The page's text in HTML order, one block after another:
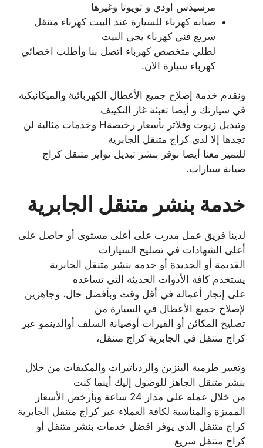
مرسيدس اودي و تويوتا وغيرها
صيانه كهرباء للسيارة عند البيت كهرباء متنقل
سريع فني كهرباء يجي البيت
لطلي متخصص كهرباء اتصل بنا وأطلب اخصائي
كهرباء سيارة الان.
ونقدم خدمة إصلاح جميع الأعطال الكهربائية والميكانيكية
في سيارتك و أيضا تعبئة غاز التكييف
وتبديل زيوت وفلاتر بأسعار رخيصةH وخدمات مثالية لن
تجدها إلا لدى كراج متنقل الجابرية
للتميز معنا أيضا نوفر بنشر تبديل تواير متنقل كراج
صيانة سيارات.
خدمة بنشر متنقل الجابرية
لدينا فريق عمل مدرب على أعلى مستوى أو حاصل على
أعلى الشهادات في تصليح السيارات
القديمة أو الجديدة أو خدمه بنشر متنقل الجابرية
يستخدم كافة الأدوات الحديثة التي تساعده
على إنجاز أعماله في أقل وقت وبأفضل حال، وجاهزين
لإصلاح جميع الأعطال في السيارة من
تصليح المكائن أو القيرات أوصيانة السلف أوالدينمو عبر
كراج متنقل في الجابرية كراج متنقل،
وتغيير طرمبة البنزين والردياتيرات والمكيفات من خلال
بنشر متنقل الجاهز للوصول إليك أينما كنت
من خلال عمله على مدار 24 ساعة وبأرخص الأسعار
المميزة والمناسبة لكافة العملاء عبر كراج متنقل الجابرية
كراج متنقل الذي يوفر افضل خدمات بنشر متنقل أو
كراج متنقل سريع